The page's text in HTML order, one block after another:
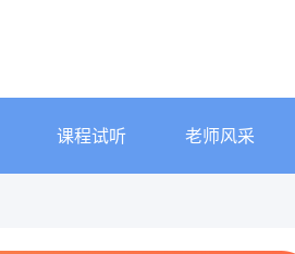
课程试听 老师风采